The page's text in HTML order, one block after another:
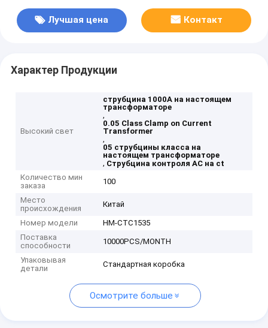
Лучшая цена Контакт
Характер Продукции
Высокий свет
струбцина 1000A на настоящем
трансформаторе
,
0.05 Class Clamp on Current
Transformer
,
05 струбцины класса на
настоящем трансформаторе
, Струбцина контроля AC на ct
Количество мин
заказа
100
Место
происхождения
Китай
Номер модели
HM-CTC1535
Поставка
способности
10000PCS/MONTH
Упаковывая
детали
Стандартная коробка
Осмотрите больше